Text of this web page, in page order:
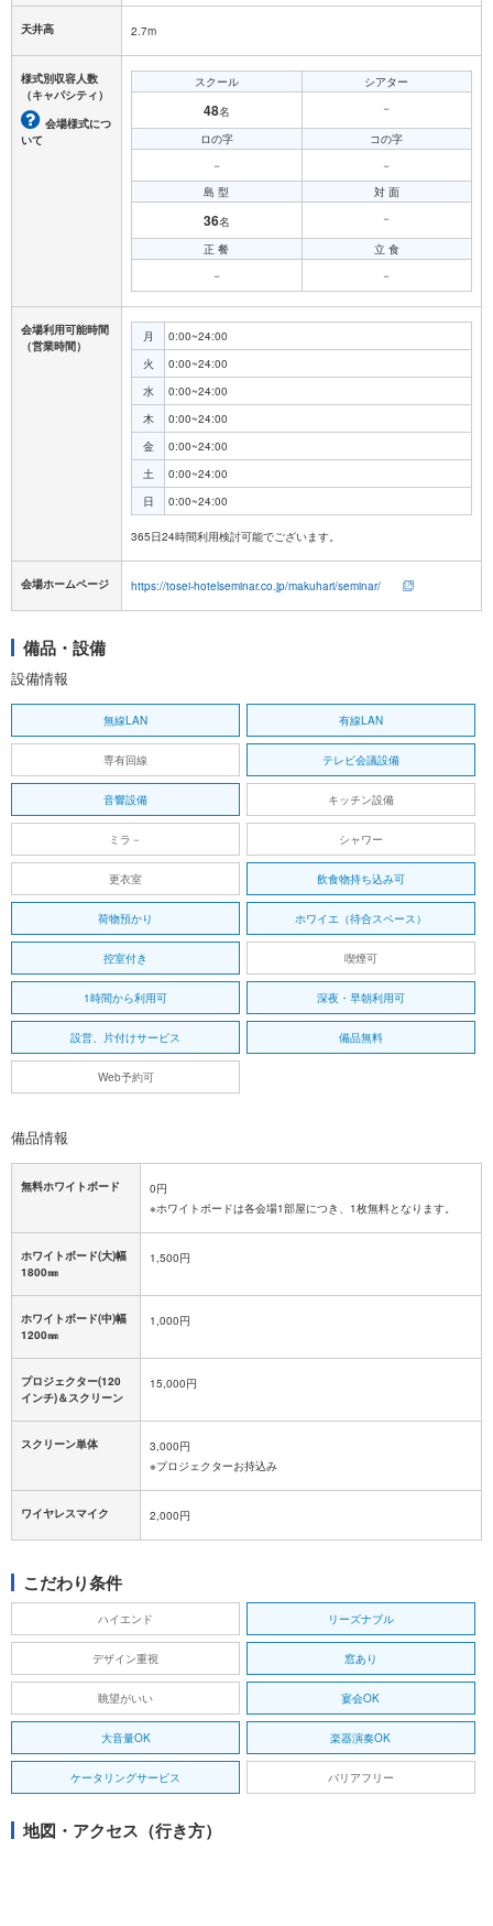
天井高 2.7m
様式別収容人数
（キャパシティ）
会場様式につ
いて
スクール
48名
シアター
－
ロの字
－
コの字
－
島 型
36名
対 面
－
正 餐
－
立 食
－
会場利用可能時間
（営業時間）
月
0:00~24:00
火
0:00~24:00
水
0:00~24:00
木
0:00~24:00
金
0:00~24:00
土
0:00~24:00
日
0:00~24:00
会場ホームページ https://tosei-hotelseminar.co.jp/makuhari/seminar/
備品・設備
設備情報
無線LAN 有線LAN
専有回線 テレビ会議設備
音響設備 キッチン設備
ミラ－ シャワー
更衣室 飲食物持ち込み可
荷物預かり ホワイエ（待合スペース）
控室付き 喫煙可
1時間から利用可 深夜・早朝利用可
設営、片付けサービス 備品無料
Web予約可
備品情報
無料ホワイトボード
0円
※ホワイトボードは各会場1部屋につき、1枚無料となります。
ホワイトボード(大)幅
1800㎜
1,500円
ホワイトボード(中)幅
1200㎜
1,000円
プロジェクター(120
インチ)＆スクリーン
15,000円
スクリーン単体
3,000円
※プロジェクターお持込み
ワイヤレスマイク 2,000円
こだわり条件
ハイエンド リーズナブル
デザイン重視 窓あり
眺望がいい 宴会OK
大音量OK 楽器演奏OK
ケータリングサービス バリアフリー
地図・アクセス（行き方）